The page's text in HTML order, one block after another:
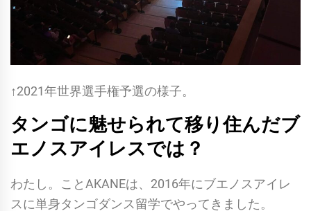
↑2021年世界選手権予選の様子。
タンゴに魅せられて移り住んだブ
エノスアイレスでは？
わたし。ことAKANEは、2016年にブエノスアイレ
スに単身タンゴダンス留学でやってきました。